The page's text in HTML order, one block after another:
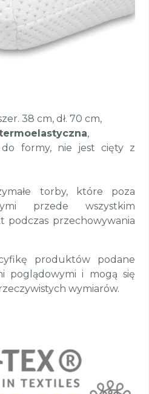
38 cm, dł. 70 cm,
,
formy, nie jest cięty z
torby, które poza
przede wszystkim
podczas przechowywania
produktów podane
poglądowymi i mogą się
wymiarów.